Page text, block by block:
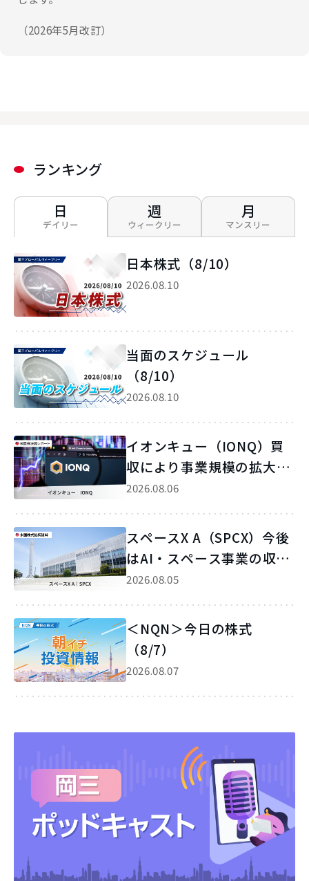
（2026年5月改訂）
ランキング
日
デイリー
週
ウィークリー
月
マンスリー
日本株式（8/10）
2026.08.10
当面のスケジュール
（8/10）
2026.08.10
イオンキュー（IONQ）買
収により事業規模の拡大お
よび成長加速が見込めよう
2026.08.06
スペースX A（SPCX）今後
はAI・スペース事業の収益
性改善が焦点に
2026.08.05
＜NQN＞今日の株式
（8/7）
2026.08.07